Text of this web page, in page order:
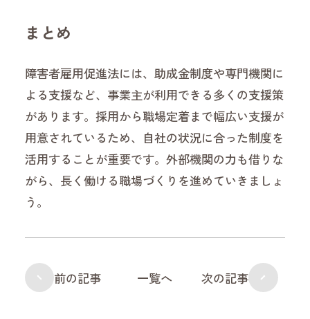
まとめ
障害者雇用促進法には、助成金制度や専門機関に
よる支援など、事業主が利用できる多くの支援策
があります。採用から職場定着まで幅広い支援が
用意されているため、自社の状況に合った制度を
活用することが重要です。外部機関の力も借りな
がら、長く働ける職場づくりを進めていきましょ
う。
前の記事 一覧へ 次の記事